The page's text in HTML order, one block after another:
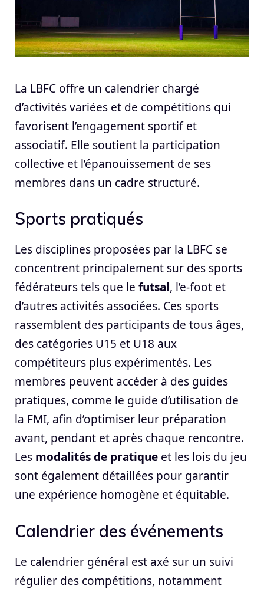
La LBFC offre un calendrier chargé
d’activités variées et de compétitions qui
favorisent l’engagement sportif et
associatif. Elle soutient la participation
collective et l’épanouissement de ses
membres dans un cadre structuré.
Sports pratiqués
Les disciplines proposées par la LBFC se
concentrent principalement sur des sports
fédérateurs tels que le futsal, l’e-foot et
d’autres activités associées. Ces sports
rassemblent des participants de tous âges,
des catégories U15 et U18 aux
compétiteurs plus expérimentés. Les
membres peuvent accéder à des guides
pratiques, comme le guide d’utilisation de
la FMI, afin d’optimiser leur préparation
avant, pendant et après chaque rencontre.
Les modalités de pratique et les lois du jeu
sont également détaillées pour garantir
une expérience homogène et équitable.
Calendrier des événements
Le calendrier général est axé sur un suivi
régulier des compétitions, notamment